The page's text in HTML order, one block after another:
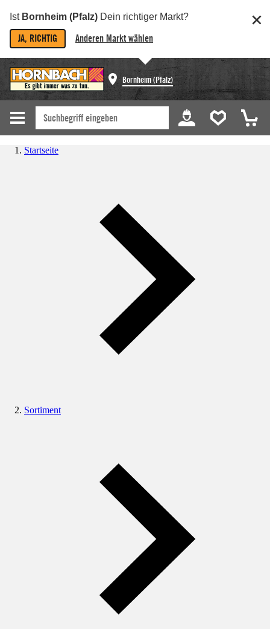
Ist Bornheim (Pfalz) Dein richtiger Markt?
JA, RICHTIG Anderen Markt wählen
Bornheim (Pfalz)
Startseite
Sortiment